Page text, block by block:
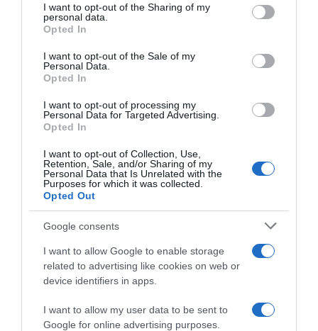
not limited to your visit or usage behaviour. You may click to
grant or deny consent to Google and its third-party tags to
use your data for below specified purposes in below Google
consent section.
I want to opt-out of the Sharing of my
personal data.
Opted In
I want to opt-out of the Sale of my
Personal Data.
Opted In
I want to opt-out of processing my
Personal Data for Targeted Advertising.
Opted In
I want to opt-out of Collection, Use,
Retention, Sale, and/or Sharing of my
Personal Data that Is Unrelated with the
Purposes for which it was collected.
Opted Out
Google consents
I want to allow Google to enable storage
related to advertising like cookies on web or
device identifiers in apps.
I want to allow my user data to be sent to
Google for online advertising purposes.
ΠΟΛΙΤΙΚΗ
Ευάγγελος Τουρνάς: Ποιος είναι ο νέος
υπουργός Πολιτικής Προστασίας
Έχει υπηρετήσει και στο παρελθόν στο υπουργείο
Πολιτικής Προστασίας